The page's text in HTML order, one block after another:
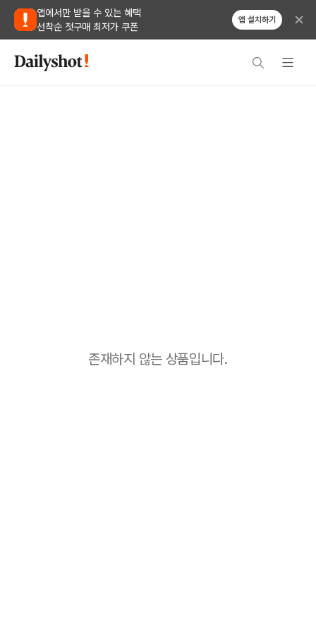
앱에서만 받을 수 있는 혜택
선착순 첫구매 최저가 쿠폰
앱 설치하기
존재하지 않는 상품입니다.